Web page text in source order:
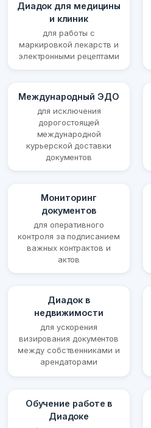
Диадок для медицины
и клиник
для работы с
маркировкой лекарств и
электронными рецептами
Международный ЭДО
для исключения
дорогостоящей
международной
курьерской доставки
документов
Мониторинг
документов
для оперативного
контроля за подписанием
важных контрактов и
актов
Диадок в
недвижимости
для ускорения
визирования документов
между собственниками и
арендаторами
Обучение работе в
Диадоке